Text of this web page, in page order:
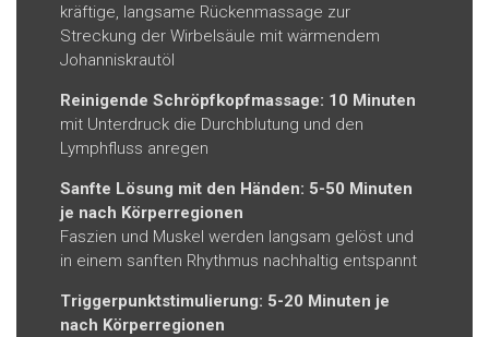
kräftige, langsame Rückenmassage zur
Streckung der Wirbelsäule mit wärmendem
Johanniskrautöl
Reinigende Schröpfkopfmassage: 10 Minuten
mit Unterdruck die Durchblutung und den
Lymphfluss anregen
Sanfte Lösung mit den Händen: 5-50 Minuten
je nach Körperregionen
Faszien und Muskel werden langsam gelöst und
in einem sanften Rhythmus nachhaltig entspannt
Triggerpunktstimulierung: 5-20 Minuten je
nach Körperregionen